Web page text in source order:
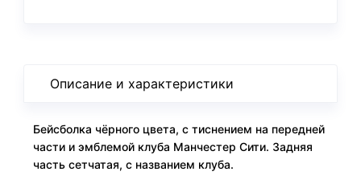
Описание и характеристики
Бейсболка чёрного цвета, с тиснением на передней
части и эмблемой клуба Манчестер Сити. Задняя
часть сетчатая, с названием клуба.